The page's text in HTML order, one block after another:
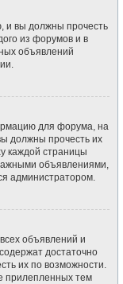
и вы должны прочесть
из форумов и в
объявлений
для форума, на
должны прочесть их
каждой страницы
объявлениями,
администратором.
объявлений и
достаточно
их по возможности.
прилепленных тем